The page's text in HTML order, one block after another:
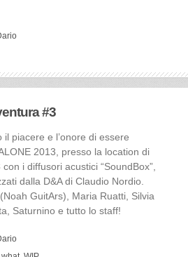
#3
piacere e l’onore di essere
2013, presso la location di
i diffusori acustici “SoundBox”,
dalla D&A di Claudio Nordio.
GuitArs), Maria Ruatti, Silvia
Saturnino e tutto lo staff!